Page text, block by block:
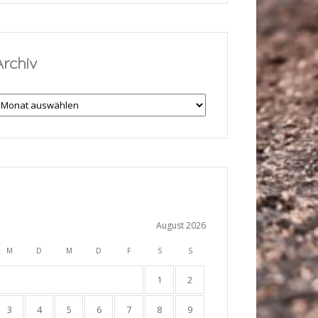
August 2026
M D M D F S S
1 2
3 4 5 6 7 8 9